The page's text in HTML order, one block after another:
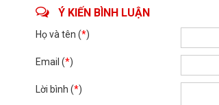
Ý KIẾN BÌNH LUẬN
Họ và tên (*)
Email (*)
Lời bình (*)